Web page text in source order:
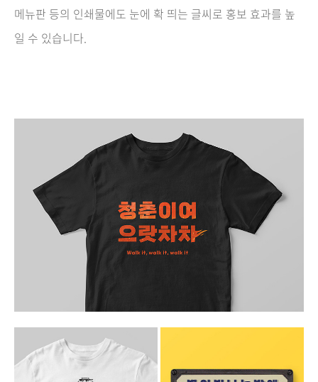
메뉴판 등의 인쇄물에도 눈에 확 띄는 글씨로 홍보 효과를 높
일 수 있습니다.